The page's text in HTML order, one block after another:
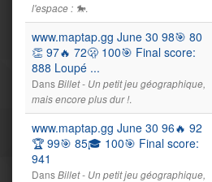
l'espace : 🐎.
www.maptap.gg June 30 98🎯 80
👏 97🔥 72🫢 100🎯 Final score:
888 Loupé ...
DansBillet - Un petit jeu géographique,
mais encore plus dur !.
www.maptap.gg June 30 96🔥 92
🏆 99🎯 85🎓 100🎯 Final score:
941
DansBillet - Un petit jeu géographique,